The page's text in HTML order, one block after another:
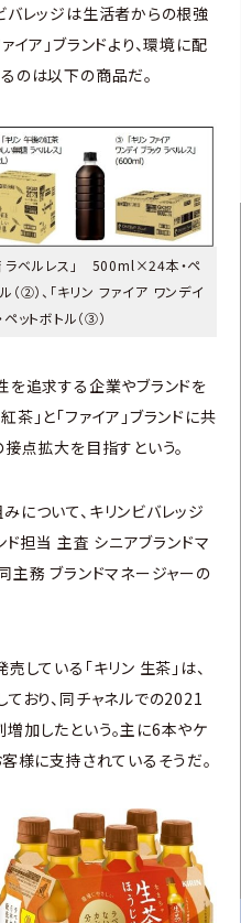
バレッジは生活者からの根強
イア」ブランドより、環境に配
のは以下の商品だ。
ラベルレス」 500ml×24本・ペ
（②）、「キリン ファイア ワンデイ
ットボトル（③）
を追求する企業やブランドを
」と「ファイア」ブランドに共
点拡大を目指すという。
について、キリンビバレッジ
担当 主査 シニアブランドマ
主務 ブランドマネージャーの
している「キリン 生茶」は、
おり、同チャネルでの2021
加したという。主に6本やケ
様に支持されているそうだ。